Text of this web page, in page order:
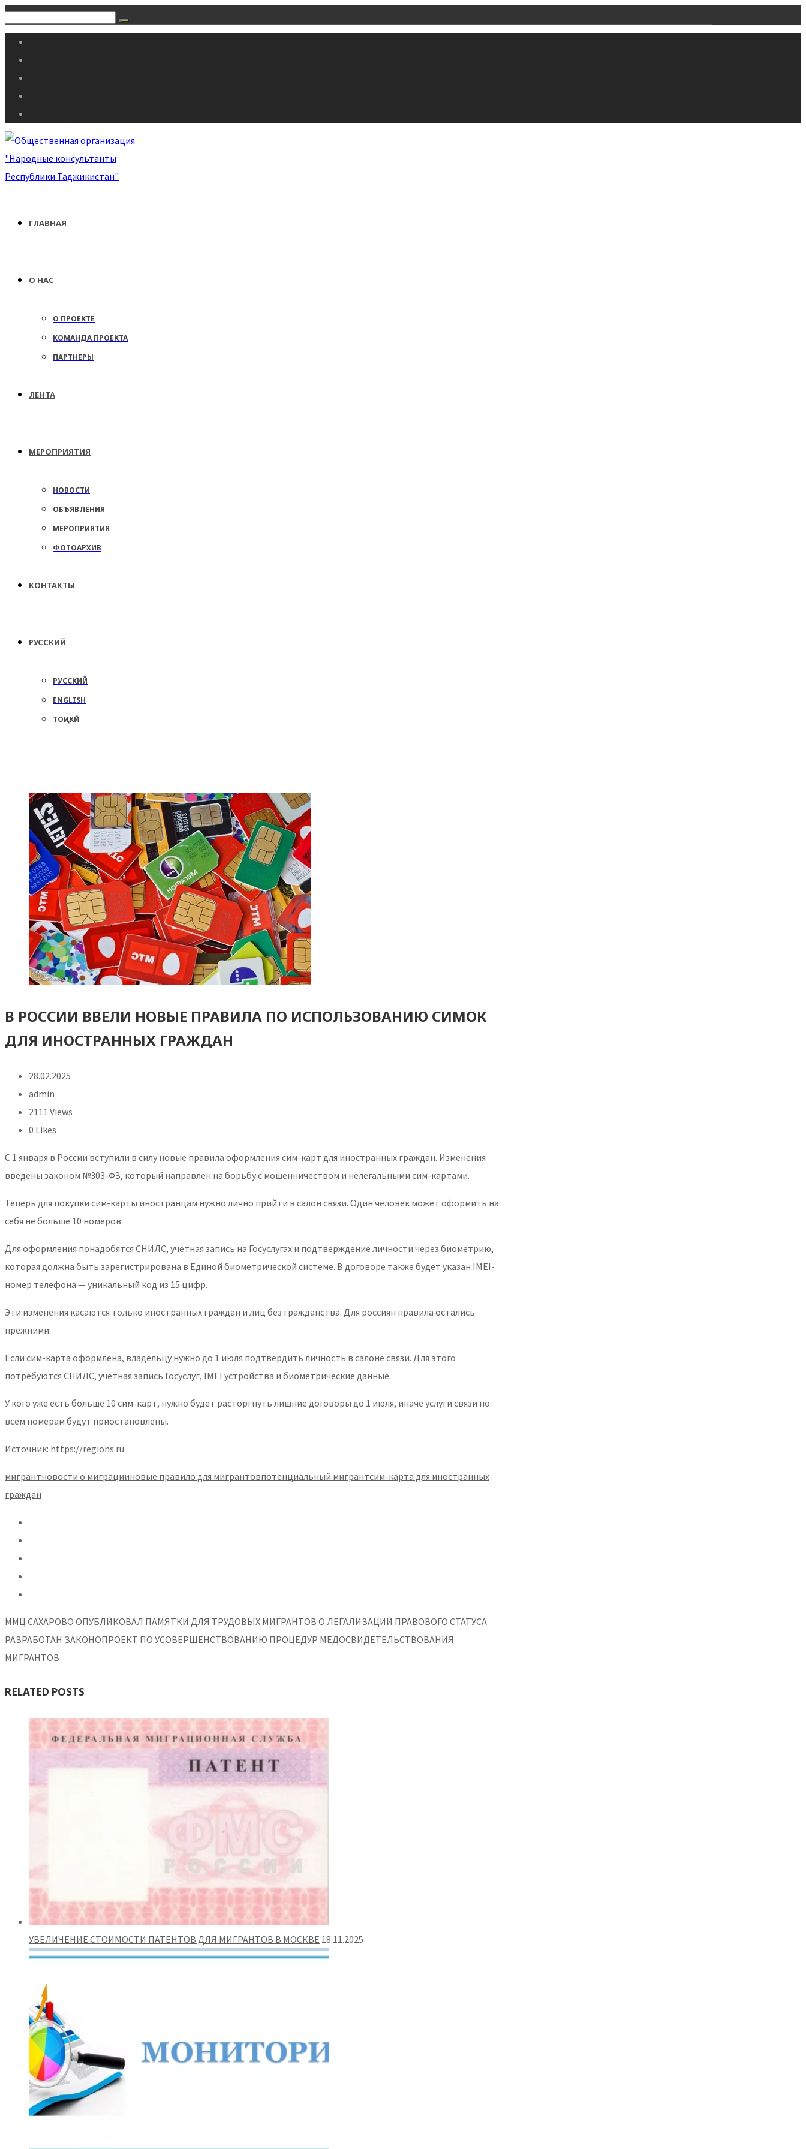
ГЛАВНАЯ
О НАС
О ПРОЕКТЕ
КОМАНДА ПРОЕКТА
ПАРТНЕРЫ
ЛЕНТА
МЕРОПРИЯТИЯ
НОВОСТИ
ОБЪЯВЛЕНИЯ
МЕРОПРИЯТИЯ
ФОТОАРХИВ
КОНТАКТЫ
РУССКИЙ
РУССКИЙ
ENGLISH
ТОҶИКӢ
В РОССИИ ВВЕЛИ НОВЫЕ ПРАВИЛА ПО ИСПОЛЬЗОВАНИЮ СИМОК
ДЛЯ ИНОСТРАННЫХ ГРАЖДАН
28.02.2025
admin
2111 Views
0 Likes
С 1 января в России вступили в силу новые правила оформления сим-карт для иностранных граждан. Изменения
введены законом №303-ФЗ, который направлен на борьбу с мошенничеством и нелегальными сим-картами.
Теперь для покупки сим-карты иностранцам нужно лично прийти в салон связи. Один человек может оформить на
себя не больше 10 номеров.
Для оформления понадобятся СНИЛС, учетная запись на Госуслугах и подтверждение личности через биометрию,
которая должна быть зарегистрирована в Единой биометрической системе. В договоре также будет указан IMEI-
номер телефона — уникальный код из 15 цифр.
Эти изменения касаются только иностранных граждан и лиц без гражданства. Для россиян правила остались
прежними.
Если сим-карта оформлена, владельцу нужно до 1 июля подтвердить личность в салоне связи. Для этого
потребуются СНИЛС, учетная запись Госуслуг, IMEI устройства и биометрические данные.
У кого уже есть больше 10 сим-карт, нужно будет расторгнуть лишние договоры до 1 июля, иначе услуги связи по
всем номерам будут приостановлены.
Источник: https://regions.ru
мигрантновости о миграцииновые правило для мигрантовпотенциальный мигрантсим-карта для иностранных
граждан
ММЦ САХАРОВО ОПУБЛИКОВАЛ ПАМЯТКИ ДЛЯ ТРУДОВЫХ МИГРАНТОВ О ЛЕГАЛИЗАЦИИ ПРАВОВОГО СТАТУСА
РАЗРАБОТАН ЗАКОНОПРОЕКТ ПО УСОВЕРШЕНСТВОВАНИЮ ПРОЦЕДУР МЕДОСВИДЕТЕЛЬСТВОВАНИЯ
МИГРАНТОВ
RELATED POSTS
УВЕЛИЧЕНИЕ СТОИМОСТИ ПАТЕНТОВ ДЛЯ МИГРАНТОВ В МОСКВЕ 18.11.2025